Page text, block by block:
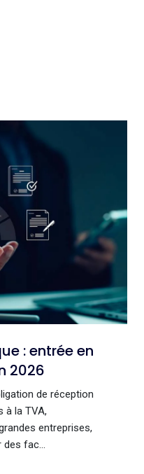
: entrée en
2026
de réception
à la TVA,
entreprises,
des fac...